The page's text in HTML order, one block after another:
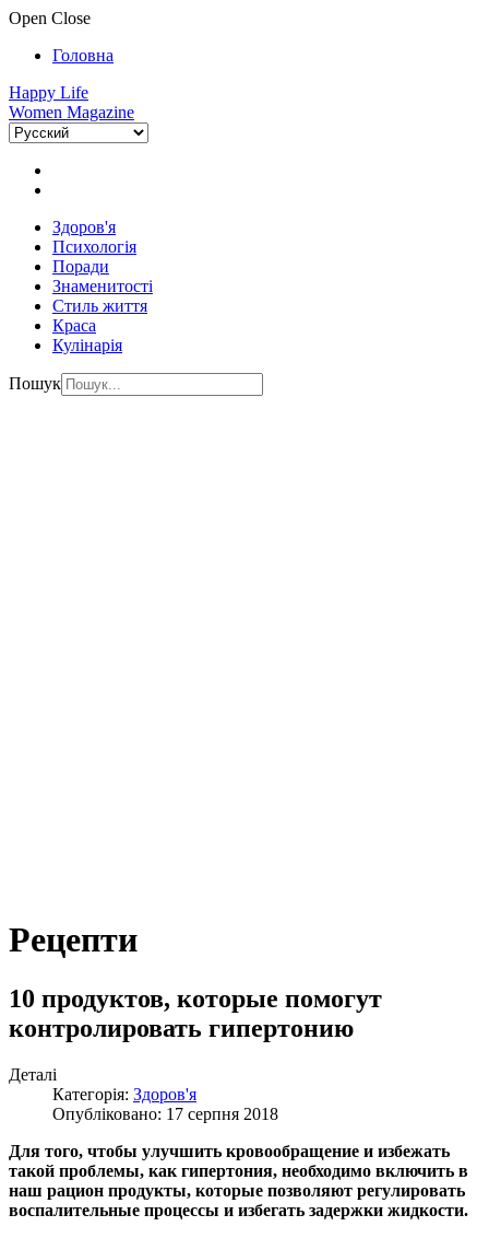
Open Close
Головна
Happy Life
Women Magazine
Здоров'я
Психологія
Поради
Знаменитості
Стиль життя
Краса
Кулінарія
Пошук
Рецепти
10 продуктов, которые помогут
контролировать гипертонию
Деталі
Категорія: Здоров'я
Опубліковано: 17 серпня 2018
Для того, чтобы улучшить кровообращение и избежать
такой проблемы, как гипертония, необходимо включить в
наш рацион продукты, которые позволяют регулировать
воспалительные процессы и избегать задержки жидкости.